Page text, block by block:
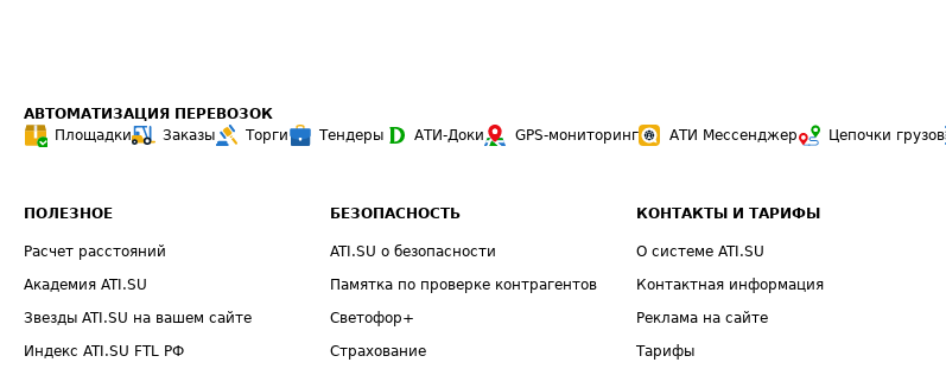
АВТОМАТИЗАЦИЯ ПЕРЕВОЗОК
Площадки
Заказы Торги Тендеры АТИ-Доки GPS-мониторинг АТИ Мессенджер Цепочки грузов
ПОЛЕЗНОЕ
Расчет расстояний
Академия ATI.SU
Звезды ATI.SU на вашем сайте
Индекс ATI.SU FTL РФ
БЕЗОПАСНОСТЬ
ATI.SU о безопасности
Памятка по проверке контрагентов
Светофор+
Страхование
КОНТАКТЫ И ТАРИФЫ
О системе ATI.SU
Контактная информация
Реклама на сайте
Тарифы